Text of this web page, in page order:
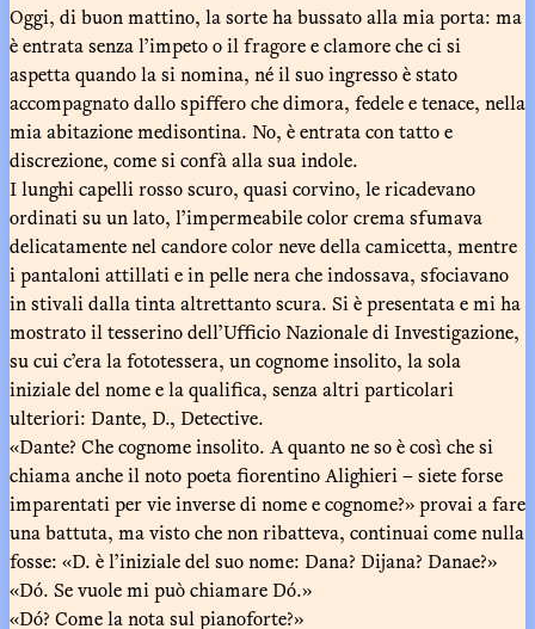
Oggi, di buon mattino, la sorte ha bussato alla mia porta: ma
è entrata senza l’impeto o il fragore e clamore che ci si
aspetta quando la si nomina, né il suo ingresso è stato
accompagnato dallo spiffero che dimora, fedele e tenace, nella
mia abitazione medisontina. No, è entrata con tatto e
discrezione, come si confà alla sua indole.
I lunghi capelli rosso scuro, quasi corvino, le ricadevano
ordinati su un lato, l’impermeabile color crema sfumava
delicatamente nel candore color neve della camicetta, mentre
i pantaloni attillati e in pelle nera che indossava, sfociavano
in stivali dalla tinta altrettanto scura. Si è presentata e mi ha
mostrato il tesserino dell’Ufficio Nazionale di Investigazione,
su cui c’era la fototessera, un cognome insolito, la sola
iniziale del nome e la qualifica, senza altri particolari
ulteriori: Dante, D., Detective.
«Dante? Che cognome insolito. A quanto ne so è così che si
chiama anche il noto poeta fiorentino Alighieri – siete forse
imparentati per vie inverse di nome e cognome?» provai a fare
una battuta, ma visto che non ribatteva, continuai come nulla
fosse: «D. è l’iniziale del suo nome: Dana? Dijana? Danae?»
«Dó. Se vuole mi può chiamare Dó.»
«Dó? Come la nota sul pianoforte?»